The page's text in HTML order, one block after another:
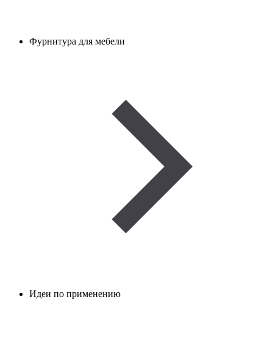
Фурнитура для мебели
Идеи по применению